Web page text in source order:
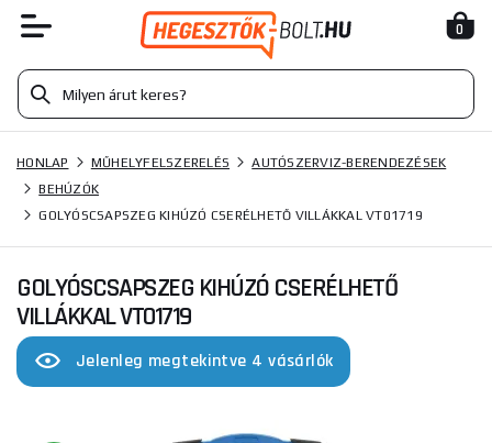
0
HONLAP MŰHELYFELSZERELÉS
AUTÓSZERVIZ-BERENDEZÉSEK
BEHÚZÓK
GOLYÓSCSAPSZEG KIHÚZÓ CSERÉLHETŐ VILLÁKKAL VT01719
GOLYÓSCSAPSZEG KIHÚZÓ CSERÉLHETŐ
VILLÁKKAL VT01719
Jelenleg megtekintve 4 vásárlók